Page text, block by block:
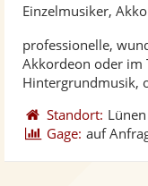
Einzelmusiker,
professionelle,
Akkordeon oder im
Hintergrundmusik,
Standort: Lünen
Gage: auf